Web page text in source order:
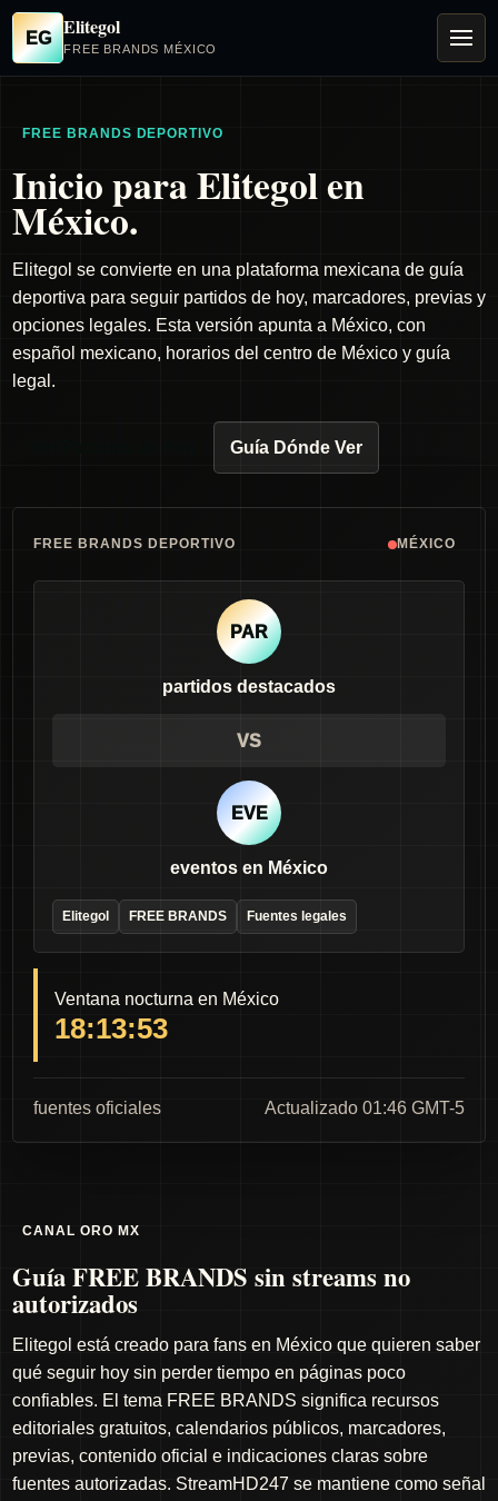
EG Elitegol
FREE BRANDS MÉXICO
FREE BRANDS DEPORTIVO
Inicio para Elitegol en
México.
Elitegol se convierte en una plataforma mexicana de guía
deportiva para seguir partidos de hoy, marcadores, previas y
opciones legales. Esta versión apunta a México, con
español mexicano, horarios del centro de México y guía
legal.
Guía Dónde Ver
FREE BRANDS DEPORTIVO MÉXICO
PAR
partidos destacados
VS
EVE
eventos en México
Elitegol FREE BRANDS Fuentes legales
Ventana nocturna en México
18:13:52
fuentes oficiales Actualizado 01:46 GMT-5
CANAL ORO MX
Guía FREE BRANDS sin streams no
autorizados
Elitegol está creado para fans en México que quieren saber
qué seguir hoy sin perder tiempo en páginas poco
confiables. El tema FREE BRANDS significa recursos
editoriales gratuitos, calendarios públicos, marcadores,
previas, contenido oficial e indicaciones claras sobre
fuentes autorizadas. StreamHD247 se mantiene como señal